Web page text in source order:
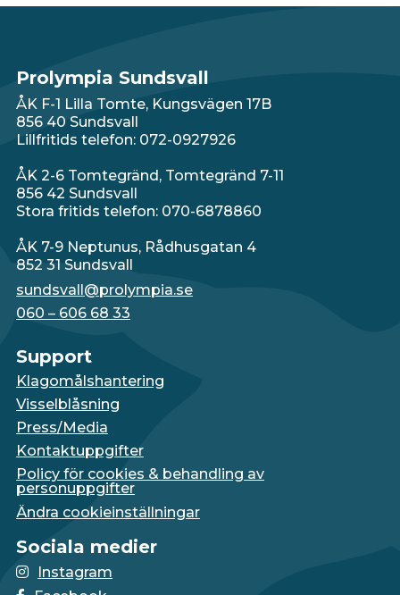
Prolympia Sundsvall
ÅK F-1 Lilla Tomte, Kungsvägen 17B
856 40 Sundsvall
Lillfritids telefon: 072-0927926
ÅK 2-6 Tomtegränd, Tomtegränd 7-11
856 42 Sundsvall
Stora fritids telefon: 070-6878860
ÅK 7-9 Neptunus, Rådhusgatan 4
852 31 Sundsvall
sundsvall@prolympia.se
060 – 606 68 33
Support
Klagomålshantering
Visselblåsning
Press/Media
Kontaktuppgifter
Policy för cookies & behandling av
personuppgifter
Ändra cookieinställningar
Sociala medier
Instagram